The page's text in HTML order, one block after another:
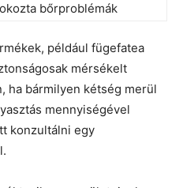
bőrproblémák
például fügefatea
mérsékelt
ha bármilyen kétség merül
mennyiségével
konzultálni egy